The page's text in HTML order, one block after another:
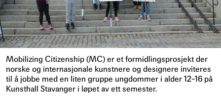
Mobilizing Citizenship (MC) er et formidlingsprosjekt der
norske og internasjonale kunstnere og designere inviteres
til å jobbe med en liten gruppe ungdommer i alder 12–16 på
Kunsthall Stavanger i løpet av ett semester.